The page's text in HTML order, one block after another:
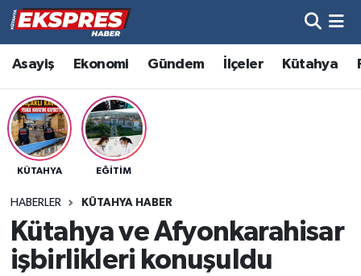
Asayiş Ekonomi Gündem İlçeler Kütahya
KÜTAHYA EĞITIM
HABERLER KÜTAHYA HABER
Kütahya ve Afyonkarahisar
işbirlikleri konuşuldu
Altıntaş
Asayiş
Aslanapa
Bölge
Çavdarhisar
Hava Durumu
Trafik Durumu
Süper Lig Puan Durumu ve Fikstür
Son Dakika Haberleri
Haber Arşivi